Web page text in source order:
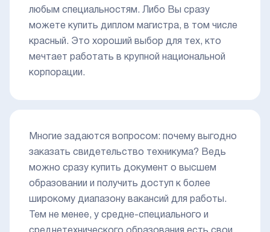
любым специальностям. Либо Вы сразу
можете купить диплом магистра, в том числе
красный. Это хороший выбор для тех, кто
мечтает работать в крупной национальной
корпорации.
Многие задаются вопросом: почему выгодно
заказать свидетельство техникума? Ведь
можно сразу купить документ о высшем
образовании и получить доступ к более
широкому диапазону вакансий для работы.
Тем не менее, у средне-специального и